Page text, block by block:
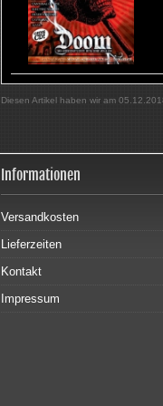
Diesen Artikel haben wir am
Informationen
Versandkosten
Lieferzeiten
Kontakt
Impressum